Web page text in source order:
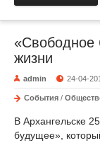
«Свободное
жизни
admin 24-04-
События /
В Архангельске
будущее»,